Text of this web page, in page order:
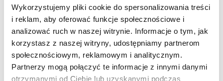
Wykorzystujemy pliki cookie do spersonalizowania treści
i reklam, aby oferować funkcje społecznościowe i
analizować ruch w naszej witrynie. Informacje o tym, jak
korzystasz z naszej witryny, udostępniamy partnerom
społecznościowym, reklamowym i analitycznym.
Partnerzy mogą połączyć te informacje z innymi danymi
otrzymanymi od Ciebie lub uzyskanymi podczas
3.16 Meridian Pęcherza Moczowego
3.17 Meridian Nerek